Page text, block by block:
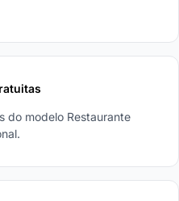
do modelo Restaurante